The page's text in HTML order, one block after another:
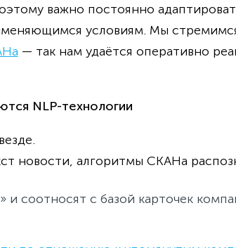
важно постоянно
условиям. Мы
— так нам удаётся оперативно
NLP-технологии
новости, алгоритмы СКАНа
и соотносят с базой карточек